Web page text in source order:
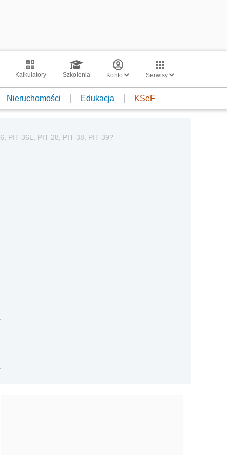
Kalkulatory Szkolenia Konto Serwisy
Nieruchomości Edukacja KSeF
PIT-36L, PIT-28, PIT-38, PIT-39?